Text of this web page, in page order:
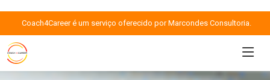
Coach4Career é um serviço oferecido por Marcondes Consultoria.